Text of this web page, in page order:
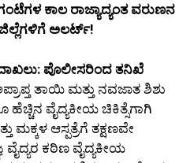
ಕಾಲ ರಾಜ್ಯಾದ್ಯಂತ ವರುಣನ
ಜಿಲ್ಲೆಗಳಿಗೆ ಅಲರ್ಟ್!
ದಾಖಲು: ಪೊಲೀಸರಿಂದ ತನಿಖೆ
ತಾಯಿ ಮತ್ತು ನವಜಾತ ಶಿಶು
ಹೆಚ್ಚಿನ ವೈದ್ಯಕೀಯ ಚಿಕಿತ್ಸೆಗಾಗಿ
ಮಕ್ಕಳ ಆಸ್ಪತ್ರೆಗೆ ತಕ್ಷಣವೇ
ವೈದ್ಯರ ಕಠಿಣ ವೈದ್ಯಕೀಯ